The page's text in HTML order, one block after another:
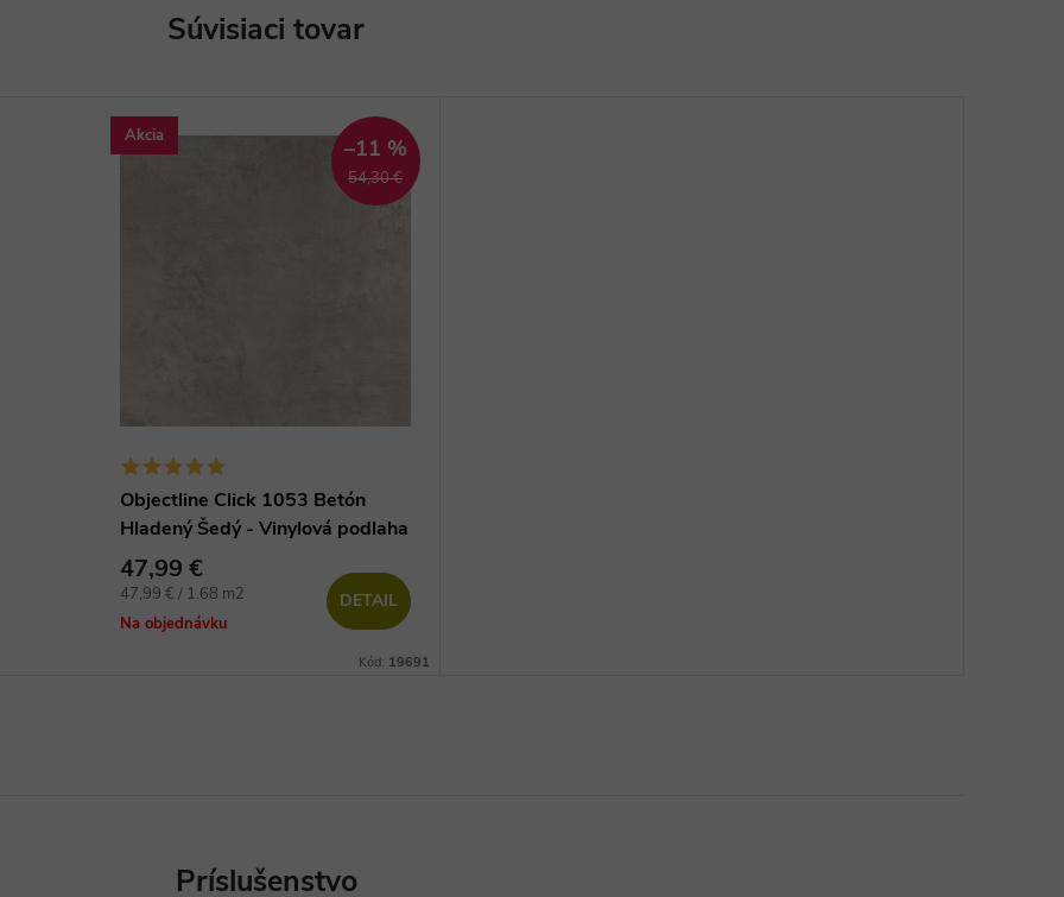
Súvisiaci tovar
Akcia
54,30 €
–11 %
Objectline Click 1053 Betón
Hladený Šedý - Vinylová podlaha
47,99 €
Jednotková
cena:
47,99 € / 1.68 m2
Na objednávku
DETAIL
Kód: 19691